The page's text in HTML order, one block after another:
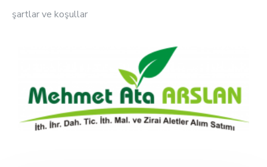
şartlar ve koşullar